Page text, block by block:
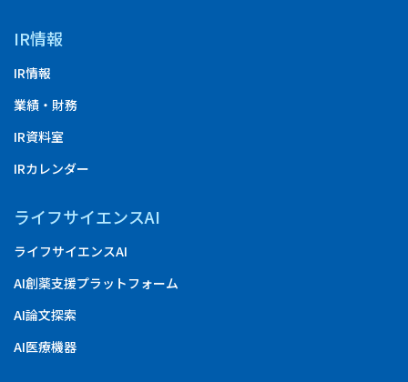
IR情報
IR情報
業績・財務
IR資料室
IRカレンダー
ライフサイエンスAI
ライフサイエンスAI
AI創薬支援プラットフォーム
AI論文探索
AI医療機器